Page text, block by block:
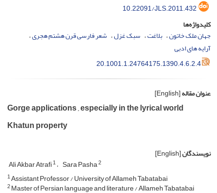
10.22091/JLS.2011.432
کلیدواژه‌ها
جهان ملک خاتون بلاغت سبک غزل شعر فارسی قرن هشتم هجری
آرایه های ادبی
20.1001.1.24764175.1390.4.6.2.4
عنوان مقاله[English]
Gorge applications , especially in the lyrical world
Khatun property
نویسندگان[English]
Ali Akbar Atrafi1 Sara Pasha2
1Assistant Professor / University of Allameh Tabatabai
2Master of Persian language and literature / Allameh Tabatabai